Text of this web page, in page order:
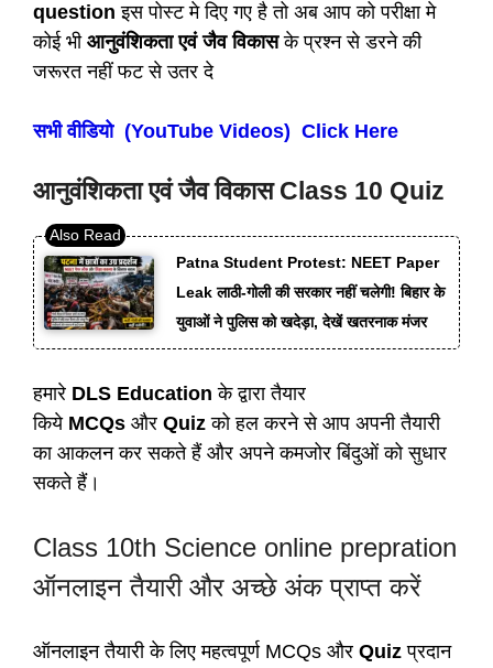
question इस पोस्ट मे दिए गए है तो अब आप को परीक्षा मे
कोई भीआनुवंशिकता एवं जैव विकासके प्रश्न से डरने की
जरूरत नहीं फट से उतर दे
सभी वीडियो (YouTube Videos) Click Here
आनुवंशिकता एवं जैव विकास Class 10 Quiz
Patna Student Protest: NEET Paper
Leak लाठी-गोली की सरकार नहीं चलेगी! बिहार के
युवाओं ने पुलिस को खदेड़ा, देखें खतरनाक मंजर
हमारे DLS Education के द्वारा तैयार
किये MCQs और Quiz को हल करने से आप अपनी तैयारी
का आकलन कर सकते हैं और अपने कमजोर बिंदुओं को सुधार
सकते हैं।
Class 10th Science online prepration
ऑनलाइन तैयारी और अच्छे अंक प्राप्त करें
ऑनलाइन तैयारी के लिए महत्वपूर्ण MCQs और Quiz प्रदान